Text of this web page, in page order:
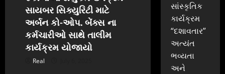
સાયબર સિક્યુરિટી માટે
અર્બન કો-ઓપ. બેંક્સ ના
કર્મચારીઓ સાથે તાલીમ
કાર્યક્રમ યોજાયો
Real
સાંસ્કૃતિક
કાર્યક્રમ
“દશાવતાર”
અત્યંત
ભવ્યતા
અને